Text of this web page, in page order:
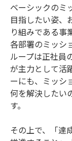
ベーシックのミ
目指したい姿、
り組みである事
各部署のミッシ
ループは正社員
が主力として活
ーにも、ミッシ
何を解決したい
す。
その上で、「達